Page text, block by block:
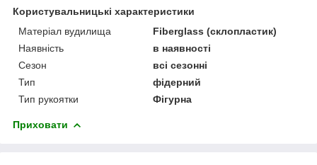
Користувальницькі характеристики
Матеріал вудилища
Fiberglass (склопластик)
Наявність
в наявності
Сезон
всі сезонні
Тип
фідерний
Тип рукоятки
Фігурна
Приховати